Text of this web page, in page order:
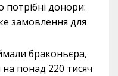
потрібні донори:
замовлення для
браконьєра,
понад 220 тисяч